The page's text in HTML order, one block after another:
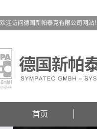
欢迎访问德国新帕泰克有限公司网站！
首页